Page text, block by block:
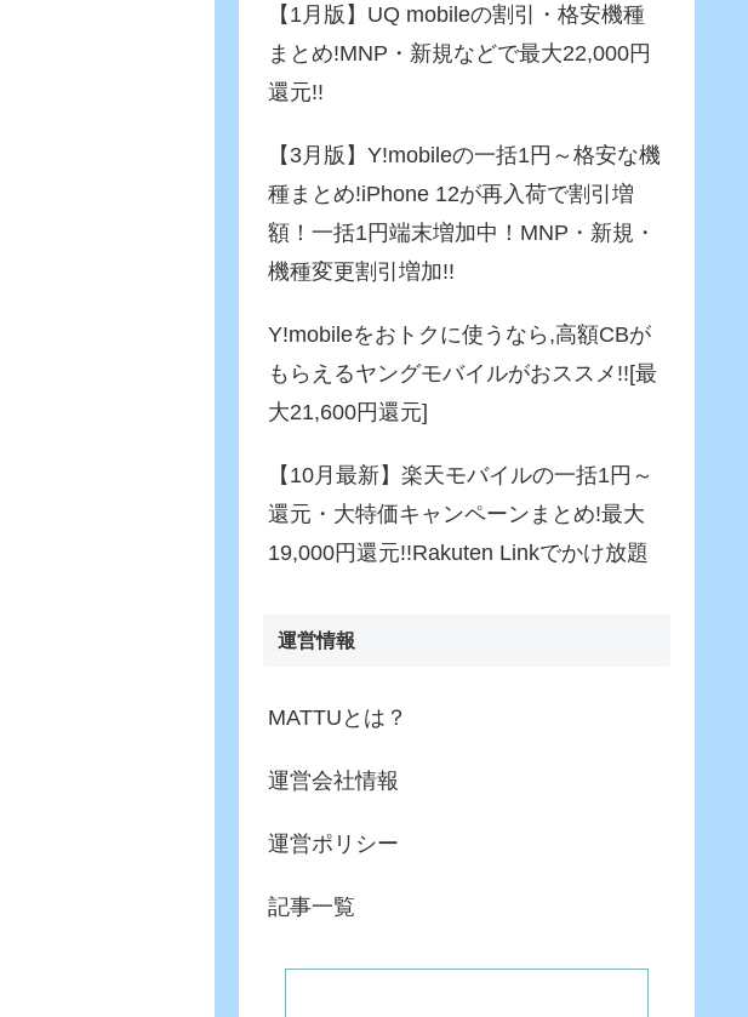
【1月版】UQ mobileの割引・格安機種
まとめ!MNP・新規などで最大22,000円
還元!!
【3月版】Y!mobileの一括1円～格安な機
種まとめ!iPhone 12が再入荷で割引増
額！一括1円端末増加中！MNP・新規・
機種変更割引増加!!
Y!mobileをおトクに使うなら,高額CBが
もらえるヤングモバイルがおススメ!![最
大21,600円還元]
【10月最新】楽天モバイルの一括1円～
還元・大特価キャンペーンまとめ!最大
19,000円還元!!Rakuten Linkでかけ放題
運営情報
MATTUとは？
運営会社情報
運営ポリシー
記事一覧